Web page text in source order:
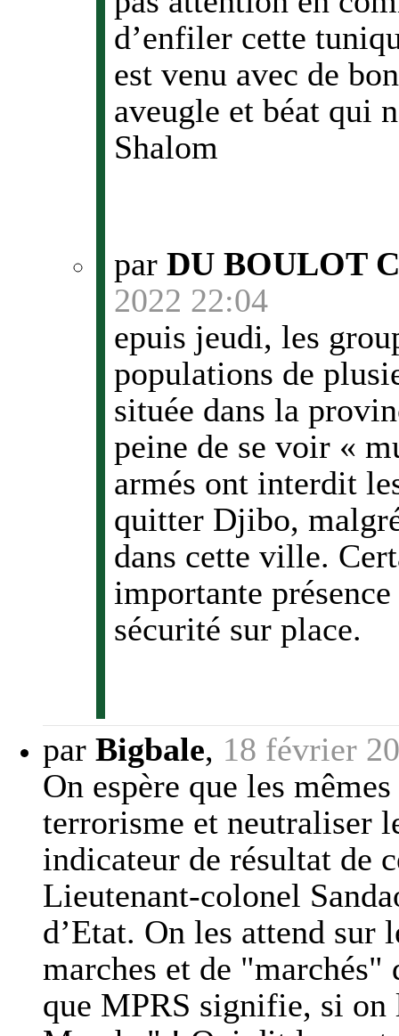
d’enfiler cette
est venu avec de
aveugle et béat qui
Shalom
par DU BOULOT
2022 22:04
epuis jeudi, les
populations de
située dans la
peine de se voir «
armés ont interdit
quitter Djibo,
dans cette ville.
importante
sécurité sur place.
par Bigbale, 18 février
On espère que les
terrorisme et neutraliser
indicateur de résultat de
Lieutenant-colonel
d’Etat. On les attend sur
marches et de
que MPRS signifie, si